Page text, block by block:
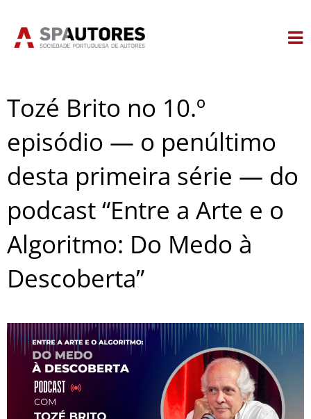
Tozé Brito no 10.º
episódio — o penúltimo
desta primeira série — do
podcast “Entre a Arte e o
Algoritmo: Do Medo à
Descoberta”